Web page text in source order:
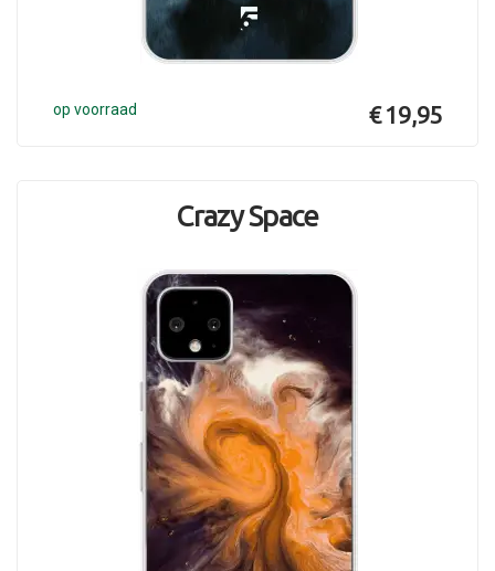
op voorraad € 19,95
Crazy Space